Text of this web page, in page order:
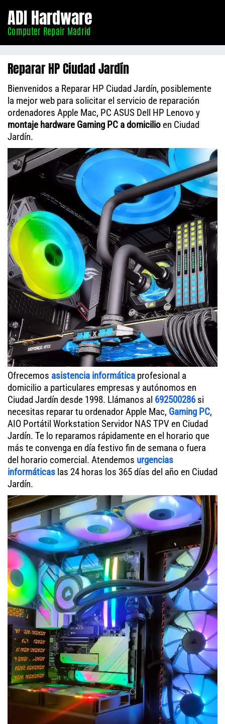
Madrid
ADI Hardware
Computer Repair Madrid
Reparar HP Ciudad Jardín
Bienvenidos a Reparar HP Ciudad Jardín, posiblemente
la mejor web para solicitar el servicio de reparación
ordenadores Apple Mac, PC ASUS Dell HP Lenovo y
montaje hardware Gaming PC a domicilio en Ciudad
Jardín.
Ofrecemos asistencia informática profesional a
domicilio a particulares empresas y autónomos en
Ciudad Jardín desde 1998. Llámanos al 692500286si
necesitas reparar tu ordenador Apple Mac, Gaming PC,
AIO Portátil Workstation Servidor NAS TPV en Ciudad
Jardín. Te lo reparamos rápidamente en el horario que
más te convenga en día festivo fin de semana o fuera
del horario comercial. Atendemos urgencias
informáticas las 24 horas los 365 días del año en Ciudad
Jardín.